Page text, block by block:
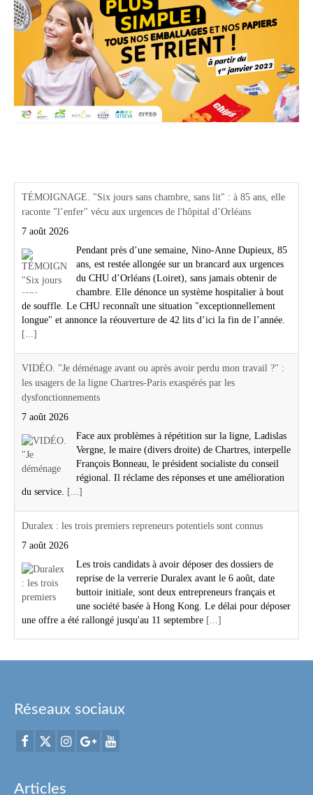
TÉMOIGNAGE. "Six jours sans chambre, sans lit" : à 85 ans, elle
raconte "l’enfer" vécu aux urgences de l'hôpital d’Orléans
7 août 2026
Pendant près d’une semaine, Nino-Anne Dupieux, 85
ans, est restée allongée sur un brancard aux urgences
du CHU d’Orléans (Loiret), sans jamais obtenir de
chambre. Elle dénonce un système hospitalier à bout
de souffle. Le CHU reconnaît une situation "exceptionnellement
longue" et annonce la réouverture de 42 lits d’ici la fin de l’année.
[...]
VIDÉO. "Je déménage avant ou après avoir perdu mon travail ?" :
les usagers de la ligne Chartres-Paris exaspérés par les
dysfonctionnements
7 août 2026
Face aux problèmes à répétition sur la ligne, Ladislas
Vergne, le maire (divers droite) de Chartres, interpelle
François Bonneau, le président socialiste du conseil
régional. Il réclame des réponses et une amélioration
du service. [...]
Duralex : les trois premiers repreneurs potentiels sont connus
7 août 2026
Les trois candidats à avoir déposer des dossiers de
reprise de la verrerie Duralex avant le 6 août, date
buttoir initiale, sont deux entrepreneurs français et
une société basée à Hong Kong. Le délai pour déposer
une offre a été rallongé jusqu'au 11 septembre [...]
Réseaux sociaux
Articles